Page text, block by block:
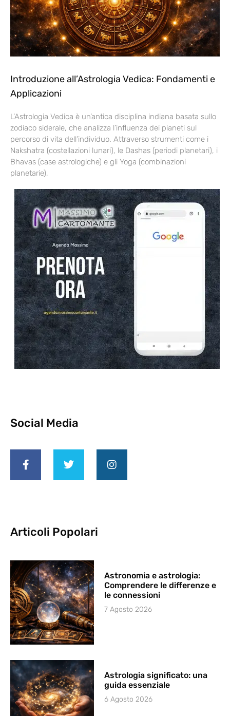
Introduzione all’Astrologia Vedica: Fondamenti e
Applicazioni
L’Astrologia Vedica è un’antica disciplina indiana basata sullo
zodiaco siderale, che analizza l’influenza dei pianeti sul
percorso di vita dell’individuo. Attraverso strumenti come i
Nakshatra (costellazioni lunari), le Dashas (periodi planetari), i
Bhavas (case astrologiche) e gli Yoga (combinazioni
planetarie),
Social Media
Articoli Popolari
Astronomia e astrologia:
Comprendere le differenze e
le connessioni
7 Agosto 2026
Astrologia significato: una
guida essenziale
6 Agosto 2026